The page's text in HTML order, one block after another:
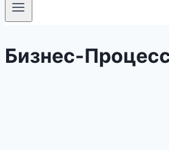
Бизнес-